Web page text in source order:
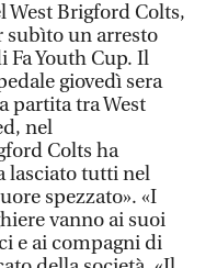
West Brigford Colts,
subìto un arresto
Youth Cup. Il
giovedì sera
partita tra West
nel
Colts ha
lasciato tutti nel
spezzato». «I
vanno ai suoi
e ai compagni di